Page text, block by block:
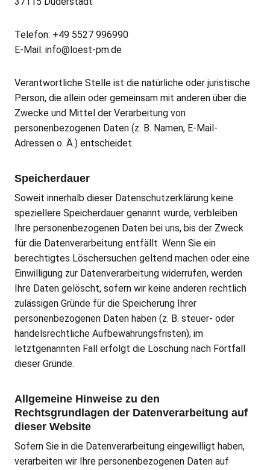
Telefon: +49 5527 996990
E-Mail: info@loest-pm.de
Verantwortliche Stelle ist die natürliche oder juristische
Person, die allein oder gemeinsam mit anderen über die
Zwecke und Mittel der Verarbeitung von
personenbezogenen Daten (z. B. Namen, E-Mail-
Adressen o. Ä.) entscheidet.
Speicherdauer
Soweit innerhalb dieser Datenschutzerklärung keine
speziellere Speicherdauer genannt wurde, verbleiben
Ihre personenbezogenen Daten bei uns, bis der Zweck
für die Datenverarbeitung entfällt. Wenn Sie ein
berechtigtes Löschersuchen geltend machen oder eine
Einwilligung zur Datenverarbeitung widerrufen, werden
Ihre Daten gelöscht, sofern wir keine anderen rechtlich
zulässigen Gründe für die Speicherung Ihrer
personenbezogenen Daten haben (z. B. steuer- oder
handelsrechtliche Aufbewahrungsfristen); im
letztgenannten Fall erfolgt die Löschung nach Fortfall
dieser Gründe.
Allgemeine Hinweise zu den
Rechtsgrundlagen der Datenverarbeitung auf
dieser Website
Sofern Sie in die Datenverarbeitung eingewilligt haben,
verarbeiten wir Ihre personenbezogenen Daten auf